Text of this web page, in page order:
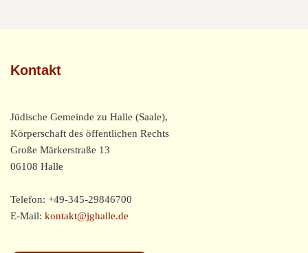
Kontakt
Jüdische Gemeinde zu Halle (Saale),
Körperschaft des öffentlichen Rechts
Große Märkerstraße 13
06108 Halle
Telefon: +49-345-29846700
E-Mail: kontakt@jghalle.de